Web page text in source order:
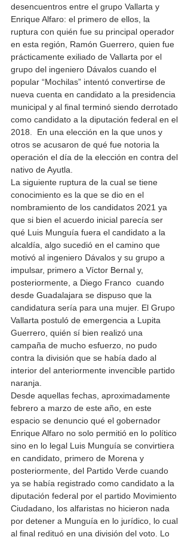
desencuentros entre el grupo Vallarta y
Enrique Alfaro: el primero de ellos, la
ruptura con quién fue su principal operador
en esta región, Ramón Guerrero, quien fue
prácticamente exiliado de Vallarta por el
grupo del ingeniero Dávalos cuando el
popular “Mochilas” intentó convertirse de
nueva cuenta en candidato a la presidencia
municipal y al final terminó siendo derrotado
como candidato a la diputación federal en el
2018.  En una elección en la que unos y
otros se acusaron de qué fue notoria la
operación el día de la elección en contra del
nativo de Ayutla.
La siguiente ruptura de la cual se tiene
conocimiento es la que se dio en el
nombramiento de los candidatos 2021 ya
que si bien el acuerdo inicial parecía ser
qué Luis Munguía fuera el candidato a la
alcaldía, algo sucedió en el camino que
motivó al ingeniero Dávalos y su grupo a
impulsar, primero a Víctor Bernal y,
posteriormente, a Diego Franco  cuando
desde Guadalajara se dispuso que la
candidatura sería para una mujer. El Grupo
Vallarta postuló de emergencia a Lupita
Guerrero, quién sí bien realizó una
campaña de mucho esfuerzo, no pudo
contra la división que se había dado al
interior del anteriormente invencible partido
naranja.
Desde aquellas fechas, aproximadamente
febrero a marzo de este año, en este
espacio se denuncio qué el gobernador
Enrique Alfaro no solo permitió en lo político
sino en lo legal Luis Munguía se convirtiera
en candidato, primero de Morena y
posteriormente, del Partido Verde cuando
ya se había registrado como candidato a la
diputación federal por el partido Movimiento
Ciudadano, los alfaristas no hicieron nada
por detener a Munguía en lo jurídico, lo cual
al final redituó en una división del voto. Lo